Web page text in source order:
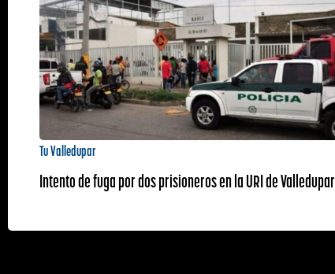
Tu Valledupar
Intento de fuga por dos prisioneros en la URI de Valledupar